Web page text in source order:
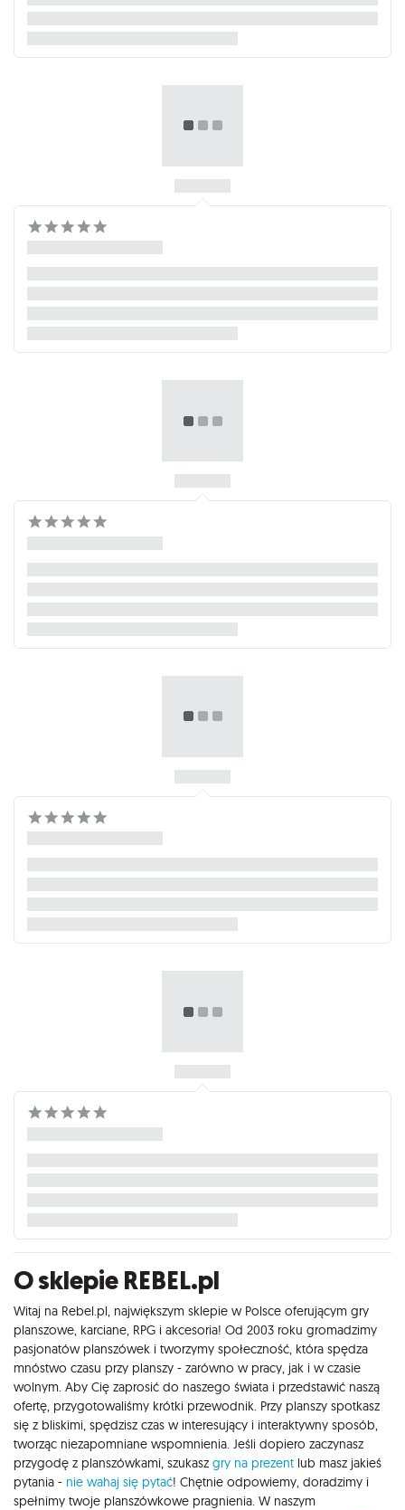
O sklepie REBEL.pl
Witaj na Rebel.pl, największym sklepie w Polsce oferującym gry
planszowe, karciane, RPG i akcesoria! Od 2003 roku gromadzimy
pasjonatów planszówek i tworzymy społeczność, która spędza
mnóstwo czasu przy planszy - zarówno w pracy, jak i w czasie
wolnym. Aby Cię zaprosić do naszego świata i przedstawić naszą
ofertę, przygotowaliśmy krótki przewodnik. Przy planszy spotkasz
się z bliskimi, spędzisz czas w interesujący i interaktywny sposób,
tworząc niezapomniane wspomnienia. Jeśli dopiero zaczynasz
przygodę z planszówkami, szukasz gry na prezent lub masz jakieś
pytania - nie wahaj się pytać! Chętnie odpowiemy, doradzimy i
spełnimy twoje planszówkowe pragnienia. W naszym